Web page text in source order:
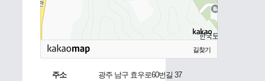
길찾기
주소
광주 남구 효우로60번길 37